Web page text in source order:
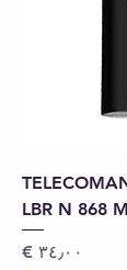
LBR N 868
السعر